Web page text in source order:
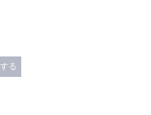
る